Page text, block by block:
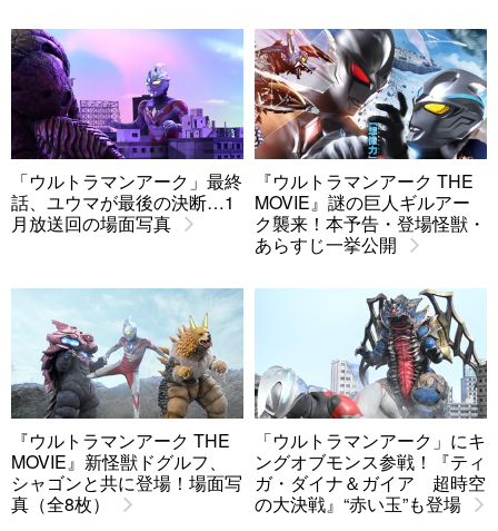
「ウルトラマンアーク」最終
話、ユウマが最後の決断…1
月放送回の場面写真
『ウルトラマンアーク THE
MOVIE』謎の巨人ギルアー
ク襲来！本予告・登場怪獣・
あらすじ一挙公開
『ウルトラマンアーク THE
MOVIE』新怪獣ドグルフ、
シャゴンと共に登場！場面写
真（全8枚）
「ウルトラマンアーク」にキ
ングオブモンス参戦！『ティ
ガ・ダイナ＆ガイア 超時空
の大決戦』“赤い玉”も登場